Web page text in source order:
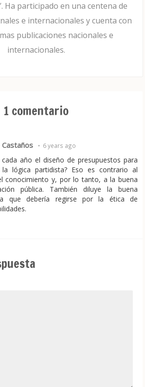
Ha participado en una centena de
e internacionales y cuenta con
publicaciones nacionales e
internacionales.
1 comentario
• 6 years ago
cada año el diseño de presupuestos para
lógica partidista? Eso es contrario al
conocimiento y, por lo tanto, a la buena
pública. También diluye la buena
que debería regirse por la ética de